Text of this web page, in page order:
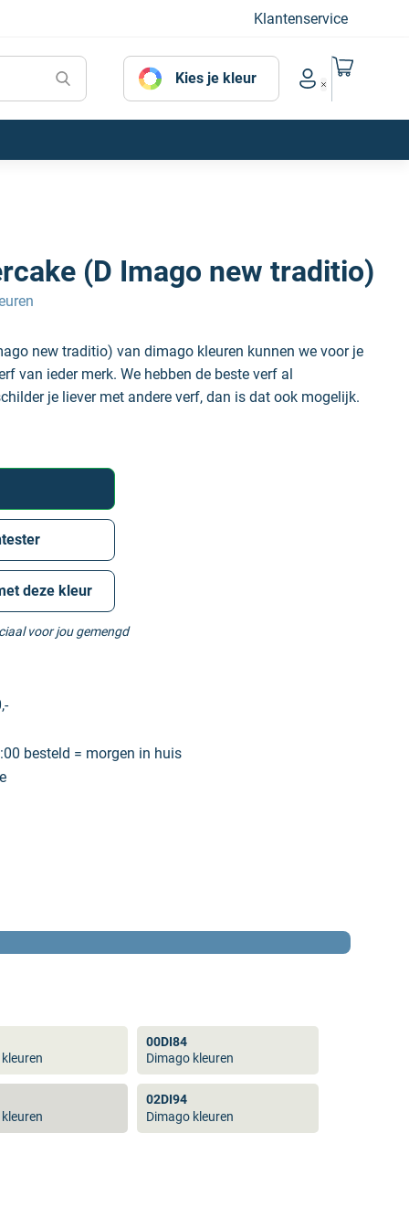
Klantenservice
Kies je kleur
Account menu
Naar mijn
(D Imago new traditio)
new traditio) van dimago kleuren kunnen we voor je
van ieder merk. We hebben de beste verf al
je liever met andere verf, dan is dat ook mogelijk.
deze kleur
voor jou gemengd
besteld = morgen in huis
00DI84
Dimago kleuren
02DI94
Dimago kleuren